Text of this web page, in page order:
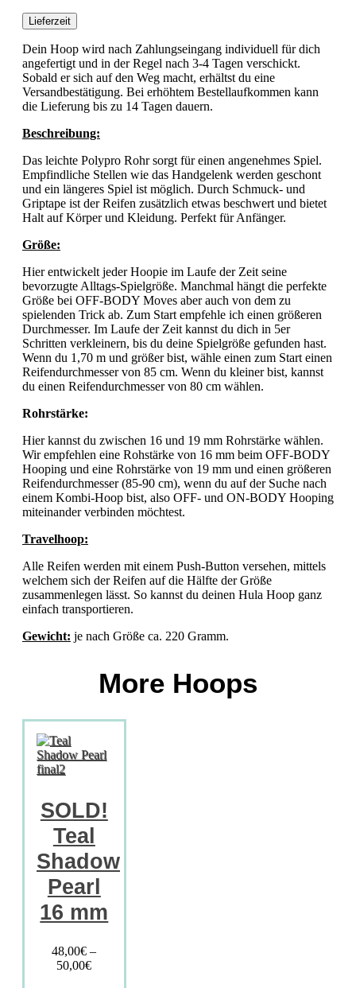
Lieferzeit
Dein Hoop wird nach Zahlungseingang individuell für dich
angefertigt und in der Regel nach 3-4 Tagen verschickt.
Sobald er sich auf den Weg macht, erhältst du eine
Versandbestätigung. Bei erhöhtem Bestellaufkommen kann
die Lieferung bis zu 14 Tagen dauern.
Beschreibung:
Das leichte Polypro Rohr sorgt für einen angenehmes Spiel.
Empfindliche Stellen wie das Handgelenk werden geschont
und ein längeres Spiel ist möglich. Durch Schmuck- und
Griptape ist der Reifen zusätzlich etwas beschwert und bietet
Halt auf Körper und Kleidung. Perfekt für Anfänger.
Größe:
Hier entwickelt jeder Hoopie im Laufe der Zeit seine
bevorzugte Alltags-Spielgröße. Manchmal hängt die perfekte
Größe bei OFF-BODY Moves aber auch von dem zu
spielenden Trick ab. Zum Start empfehle ich einen größeren
Durchmesser. Im Laufe der Zeit kannst du dich in 5er
Schritten verkleinern, bis du deine Spielgröße gefunden hast.
Wenn du 1,70 m und größer bist, wähle einen zum Start einen
Reifendurchmesser von 85 cm. Wenn du kleiner bist, kannst
du einen Reifendurchmesser von 80 cm wählen.
Rohrstärke:
Hier kannst du zwischen 16 und 19 mm Rohrstärke wählen.
Wir empfehlen eine Rohstärke von 16 mm beim OFF-BODY
Hooping und eine Rohrstärke von 19 mm und einen größeren
Reifendurchmesser (85-90 cm), wenn du auf der Suche nach
einem Kombi-Hoop bist, also OFF- und ON-BODY Hooping
miteinander verbinden möchtest.
Travelhoop:
Alle Reifen werden mit einem Push-Button versehen, mittels
welchem sich der Reifen auf die Hälfte der Größe
zusammenlegen lässt. So kannst du deinen Hula Hoop ganz
einfach transportieren.
Gewicht: je nach Größe ca. 220 Gramm.
More Hoops
SOLD!
Teal
Shadow
Pearl
16 mm
48,00€ –
50,00€